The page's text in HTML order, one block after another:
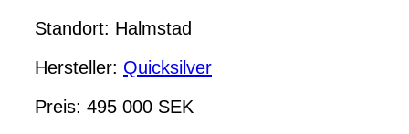
Standort: Halmstad
Hersteller: Quicksilver
Preis: 495 000 SEK